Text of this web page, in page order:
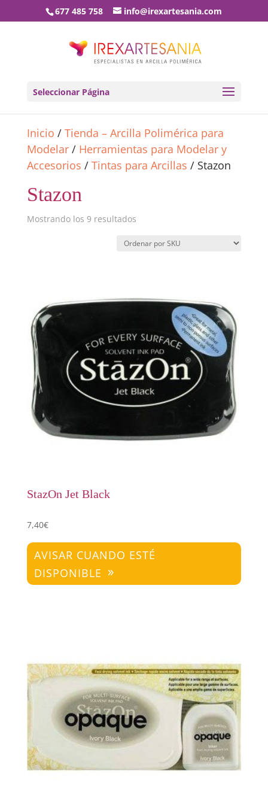
677 485 758 info@irexartesania.com
Seleccionar Página
Inicio / Tienda – Arcilla Polimérica para
Modelar/ Herramientas para Modelar y
Accesorios / Tintas para Arcillas / Stazon
Stazon
Mostrando los 9 resultados
StazOn Jet Black
7,40€
AVISAR CUANDO ESTÉ
DISPONIBLE